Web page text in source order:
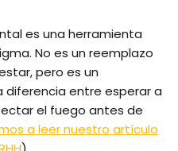
es una herramienta
No es un reemplazo
pero es un
diferencia entre esperar a
el fuego antes de
a leer nuestro artículo